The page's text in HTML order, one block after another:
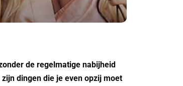
de regelmatige nabijheid
dingen die je even opzij moet